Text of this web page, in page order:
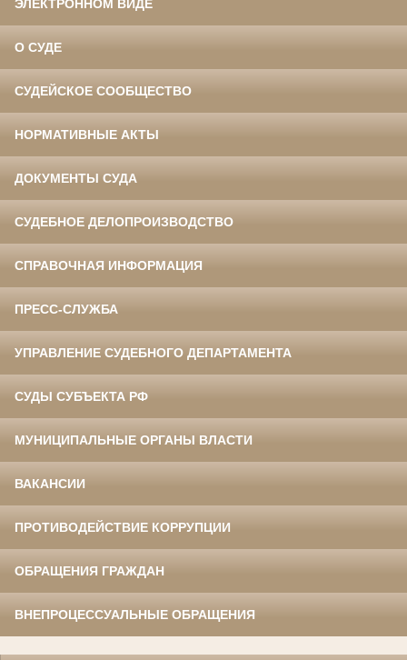
ЭЛЕКТРОННОМ ВИДЕ
О СУДЕ
СУДЕЙСКОЕ СООБЩЕСТВО
НОРМАТИВНЫЕ АКТЫ
ДОКУМЕНТЫ СУДА
СУДЕБНОЕ ДЕЛОПРОИЗВОДСТВО
СПРАВОЧНАЯ ИНФОРМАЦИЯ
ПРЕСС-СЛУЖБА
УПРАВЛЕНИЕ СУДЕБНОГО ДЕПАРТАМЕНТА
СУДЫ СУБЪЕКТА РФ
МУНИЦИПАЛЬНЫЕ ОРГАНЫ ВЛАСТИ
ВАКАНСИИ
ПРОТИВОДЕЙСТВИЕ КОРРУПЦИИ
ОБРАЩЕНИЯ ГРАЖДАН
ВНЕПРОЦЕССУАЛЬНЫЕ ОБРАЩЕНИЯ